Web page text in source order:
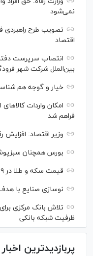
نمی‌شود
تصویب طرح راهبردی
اقتصاد
انتصاب سرپرست دفتر
بین‌الملل شرکت شهر
خیار و گوجه هم
امکان واردات
فراهم شد
وزیر اقتصاد: افزایش
بورس همچنان سبزپوش/ شاخص کل
قیمت سکه و طلا در ۱۹ مرداد ۱۴۰۵
نوسازی صنایع با
تلاش بانک مرکزی
ظرفیت شبکه بانکی
پربازدیدترین اخبار